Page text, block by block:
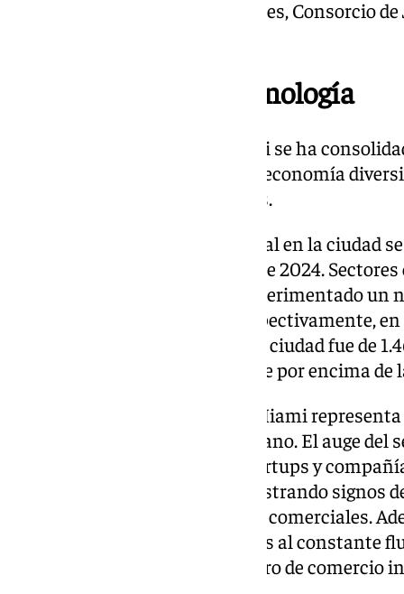
Company-Boosco, Migasa Aceites, Consorcio
Miami: turismo y tecnología
Según Andalucía TRADE, Miami se ha
económicos de EEUU, con una economía
como el comercio o las finanzas.
Por otra parte, el mercado laboral en la ciudad
de desempleo del 3,1 % en julio de 2024.
servicios profesionales han experimentado un
aumentos del 11,4 % y 3,5 %, respectivamente,
salario promedio semanal en la ciudad fue de
de 2023, situándose ligeramente por encima
Para las empresas españolas, Miami
estadounidense y latinoamericano. El auge
a la ciudad en un imán para startups y
mercado inmobiliario sigue mostrando signos
demanda de oficinas y espacios comerciales.
continúa en crecimiento gracias al constante
relevancia de Miami como centro de comercio